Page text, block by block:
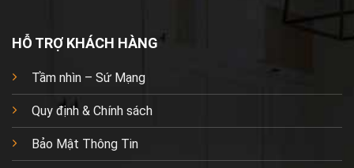
HỖ TRỢ KHÁCH HÀNG
Tầm nhìn – Sứ Mạng
Quy định & Chính sách
Bảo Mật Thông Tin